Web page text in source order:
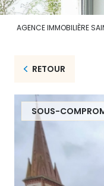
AGENCE IMMOBILIÈRE
RETOUR
SOUS-